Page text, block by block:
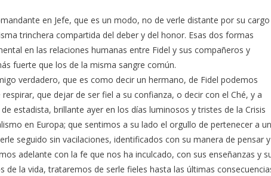
en Jefe, que es un modo, no de verle distante por su
trinchera compartida del deber y del honor. Esas dos formas
en las relaciones humanas entre Fidel y sus compañeros y
fuerte que los de la misma sangre común.
verdadero, que es como decir un hermano, de Fidel podemos
que dejar de ser fiel a su confianza, o decir con el Ché, y a
estadista, brillante ayer en los días luminosos y tristes de la Crisis
en Europa; que sentimos a su lado el orgullo de pertenecer a un
seguido sin vacilaciones, identificados con su manera de pensar y
adelante con la fe que nos ha inculcado, con sus enseñanzas y
la vida, trataremos de serle fieles hasta las últimas